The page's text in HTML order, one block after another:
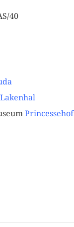
40
Princessehof